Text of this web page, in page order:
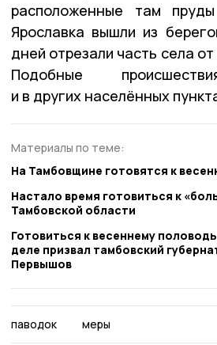
расположенные там
Ярославка вышли из
дней отрезали часть села
Подобные
и в других населённых
Материалы по теме:
На Тамбовщине готовятся к
Настало время готовиться к
Тамбовской области
Готовиться к весеннему
деле призвал тамбовский
Первышов
паводок меры